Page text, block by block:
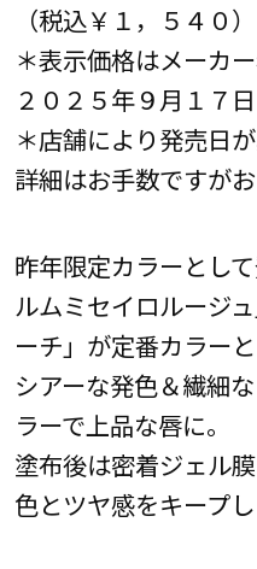
（税込￥１，５４０）
＊表示価格はメーカ
２０２５年９月１７
＊店舗により発売日
詳細はお手数ですが
昨年限定カラーとし
ルムミセイロルージ
ーチ」が定番カラーと
シアーな発色＆繊細
ラーで上品な唇に。
塗布後は密着ジェル
色とツヤ感をキープし